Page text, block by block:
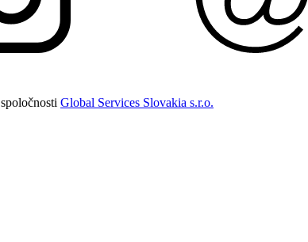
spoločnosti Global Services Slovakia s.r.o.